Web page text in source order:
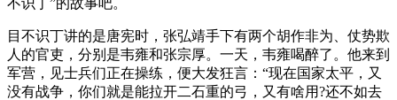
目不识丁讲的是唐宪时，张弘靖手下有两个胡作非为、仗势欺
人的官吏，分别是韦雍和张宗厚。一天，韦雍喝醉了。他来到
军营，见士兵们正在操练，便大发狂言：“现在国家太平，又
没有战争，你们就是能拉开二石重的弓，又有啥用?还不如去